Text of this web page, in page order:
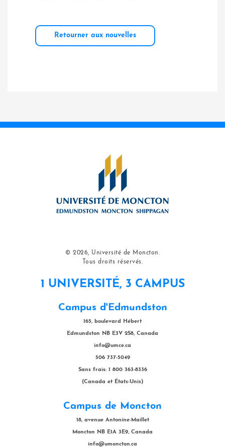
Retourner aux nouvelles
© 2026, Université de Moncton.
Tous droits réservés.
1 UNIVERSITÉ, 3 CAMPUS
Campus d'Edmundston
165, boulevard Hébert
Edmundston NB E3V 2S8, Canada
info@umce.ca
506 737-5049
Sans frais: 1 800 363-8336
(Canada et États-Unis)
Campus de Moncton
18, avenue Antonine-Maillet
Moncton NB E1A 3E9, Canada
info@umoncton.ca